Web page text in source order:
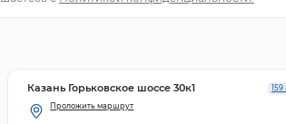
Казань Горьковское шоссе 30к1
Проложить маршрут